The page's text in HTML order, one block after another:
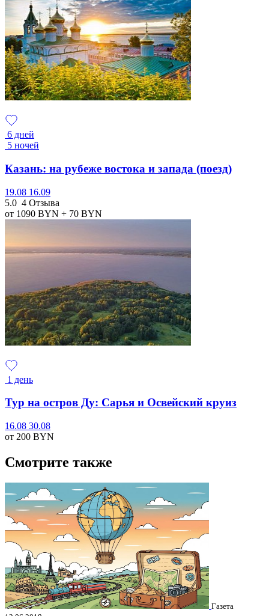
6 дней
5 ночей
Казань: на рубеже востока и запада (поезд)
19.08 16.09
5.0 4 Отзыва
от 1090 BYN + 70 BYN
1 день
Тур на остров Ду: Сарья и Освейский круиз
16.08 30.08
от 200 BYN
Смотрите также
Газета